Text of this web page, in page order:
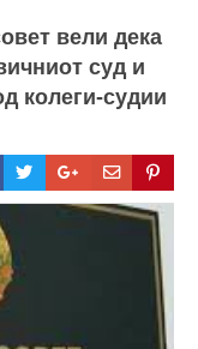
вели дека
суд и
колеги-судии